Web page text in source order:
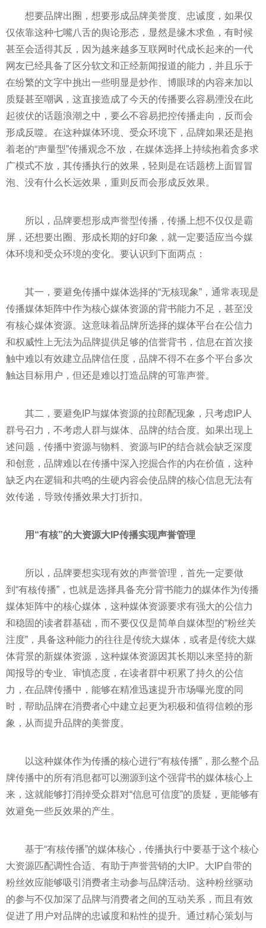
想要品牌出圈，想要形成品牌美誉度、忠诚度，如果仅
仅依靠这种七嘴八舌的舆论形态，显然是缘木求鱼，有时候
甚至会适得其反，因为越来越多互联网时代成长起来的一代
网友已经具备了区分软文和正经新闻报道的能力，并且乐于
在纷繁的文字中挑出一些明显是炒作、博眼球的内容来加以
质疑甚至嘲讽，这直接造成了今天的传播要么容易湮没在此
起彼伏的话题浪潮之中，要么不容易把控传播走向，反而会
形成反噬。在这种媒体环境、受众环境下，品牌如果还是抱
着老的“声量型”传播观念不放，在媒体选择上持续抱着贪多求
广模式不放，其传播执行的效果，轻则是在话题榜上面冒冒
泡、没有什么长远效果，重则反而会形成反效果。
所以，品牌要想形成声誉型传播，传播上想不仅仅是霸
屏，还想要出圈、形成长期的好印象，就一定要适应当今媒
体环境和受众环境的变化。要认识到下面两点：
其一，要避免传播中媒体选择的“无核现象”，通常表现是
传播媒体矩阵中作为核心媒体资源的背书能力不足，甚至没
有核心媒体资源。这意味着品牌所选择的媒体平台在公信力
和权威性 上无法为品牌提供足够的信誉背书，信息在首次接
触中难以有效建立品牌信任度，品牌不得不在多个平台多次
触达目标用户，但还是难以打造品牌的可靠声誉。
其二，要避免IP与媒体资源的拉郎配现象，只考虑IP人
群号召力，不考虑人群与媒体、品牌的结合度。如果出现上
述问题，传播中资源与物料、资源与IP的结合就会缺乏深度
和创意，品牌难以在传播中深入挖掘合作的内在价值，这种
缺乏内在逻辑和共鸣的生硬内容会使品牌的核心信息无法有
效传递，导致传播效果大打折扣。
用“有核”的大资源大IP传播实现声誉管理
所以，品牌要想实现有效的声誉管理，首先一定要做
到“有核传播”，也就是选择具备充分背书能力的媒体作为传播
媒体矩阵中的核心媒体，这种媒体资源要求有强大的公信力
和稳固的读者群基础，而不要仅仅是简单自媒体型的“粉丝关
注度”，具备这种能力的往往是传统大媒体，或者是传统大媒
体背景的新媒体资源，这种媒体资源因其长期以来坚持的新
闻报导的专业、审慎态度，在读者群中积累了持久的公信
力，在品牌传播中，能够在精准迅速提升市场曝光度的同
时，帮助品牌在消费者心中建立起更为积极和值得信赖的形
象，从而提升品牌的美誉度。
以这种媒体作为传播的核心进行“有核传播”，那么整个品
牌传播中的所有消息都可以溯源到这个强背书的媒体核心上
来，这就能够打消掉受众群对“信息可信度”的质疑，更能够有
效避免一些反效果的产生。
基于“有核传播”的媒体核心，传播执行中要基于这个核心
大资源匹配调性合适、有助于声誉营销的大IP。大IP自带的
粉丝效应能够吸引消费者主动参与品牌活动。这种粉丝驱动
的参与不仅加深了品牌与消费者之间的互动关系，而且有效
促进了用户对品牌的忠诚度和粘性的提升。通过精心策划与